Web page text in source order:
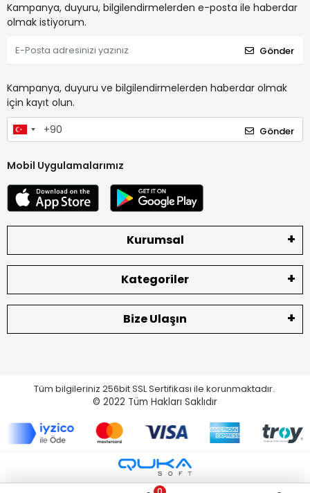
Kampanya, duyuru, bilgilendirmelerden e-posta ile haberdar
olmak istiyorum.
Gönder
Kampanya, duyuru ve bilgilendirmelerden haberdar olmak
için kayıt olun.
Gönder
Mobil Uygulamalarımız
Kurumsal
Kategoriler
Bize Ulaşın
Tüm bilgileriniz 256bit SSL Sertifikası ile korunmaktadır.
© 2022 Tüm Hakları Saklıdır